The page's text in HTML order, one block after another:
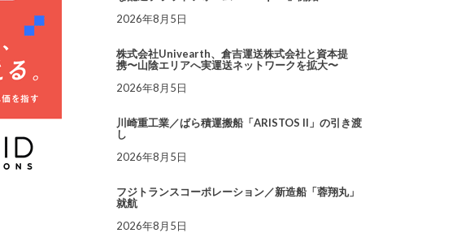
2026年8月5日
株式会社Univearth、倉吉運送株式会社と資本提
携〜山陰エリアへ実運送ネットワークを拡大〜
2026年8月5日
川崎重工業／ばら積運搬船「ARISTOS II」の引き渡
し
2026年8月5日
フジトランスコーポレーション／新造船「蓉翔丸」
就航
2026年8月5日